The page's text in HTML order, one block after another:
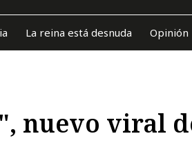
La reina está desnuda Opinión
nuevo viral